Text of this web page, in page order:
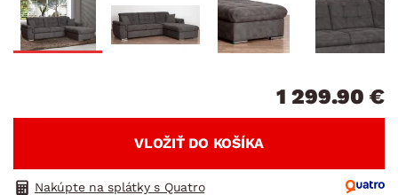
1 299.90 €
VLOŽIŤ DO KOŠÍKA
Nakúpte na splátky s Quatro